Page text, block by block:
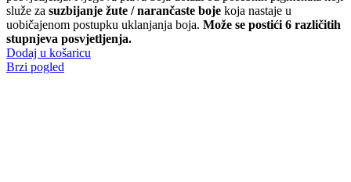
služe za suzbijanje žute / narančaste boje koja nastaje u
uobičajenom postupku uklanjanja boja. Može se postići 6 različitih
stupnjeva posvjetljenja.
Dodaj u košaricu
Brzi pogled